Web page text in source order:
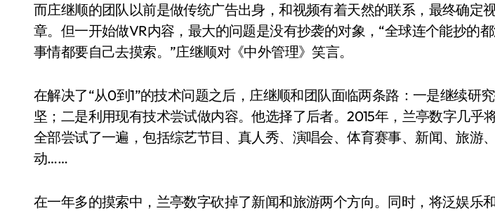
而庄继顺的团队以前是做传统广告出身，和视频有着天然的联系，最终确定
章。但一开始做VR内容，最大的问题是没有抄袭的对象，“全球连个能抄的
事情都要自己去摸索。”庄继顺对《中外管理》笑言。
在解决了“从0到1”的技术问题之后，庄继顺和团队面临两条路：一是继续研
坚；二是利用现有技术尝试做内容。他选择了后者。2015年，兰亭数字几乎
全部尝试了一遍，包括综艺节目、真人秀、演唱会、体育赛事、新闻、旅游
动……
在一年多的摸索中，兰亭数字砍掉了新闻和旅游两个方向。同时，将泛娱乐